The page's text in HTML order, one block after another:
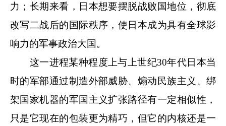
力；长期来看，日本想要摆脱战败国地位，彻底
改写二战后的国际秩序，使日本成为具有全球影
响力的军事政治大国。
这一进程某种程度上与上世纪30年代日本当
时的军部通过制造外部威胁、煽动民族主义、绑
架国家机器的军国主义扩张路径有一定相似性，
只是它现在的包装更为精巧，但它的内核还是一